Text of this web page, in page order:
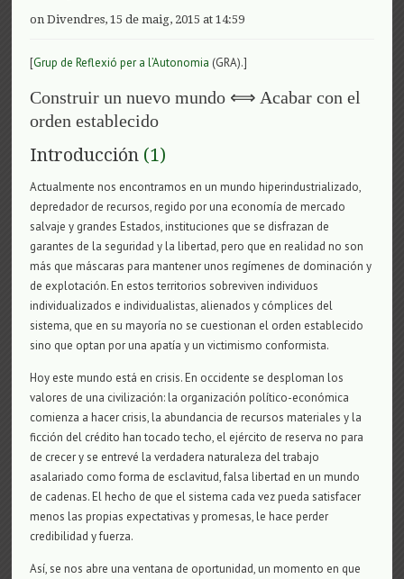
on Divendres, 15 de maig, 2015 at 14:59
[Grup de Reflexió per a l’Autonomia (GRA).]
Construir un nuevo mundo ⟺ Acabar con el
orden establecido
Introducción (1)
Actualmente nos encontramos en un mundo hiperindustrializado,
depredador de recursos, regido por una economía de mercado
salvaje y grandes Estados, instituciones que se disfrazan de
garantes de la seguridad y la libertad, pero que en realidad no son
más que máscaras para mantener unos regímenes de dominación y
de explotación. En estos territorios sobreviven individuos
individualizados e individualistas, alienados y cómplices del
sistema, que en su mayoría no se cuestionan el orden establecido
sino que optan por una apatía y un victimismo conformista.
Hoy este mundo está en crisis. En occidente se desploman los
valores de una civilización: la organización político-económica
comienza a hacer crisis, la abundancia de recursos materiales y la
ficción del crédito han tocado techo, el ejército de reserva no para
de crecer y se entrevé la verdadera naturaleza del trabajo
asalariado como forma de esclavitud, falsa libertad en un mundo
de cadenas. El hecho de que el sistema cada vez pueda satisfacer
menos las propias expectativas y promesas, le hace perder
credibilidad y fuerza.
Así, se nos abre una ventana de oportunidad, un momento en que